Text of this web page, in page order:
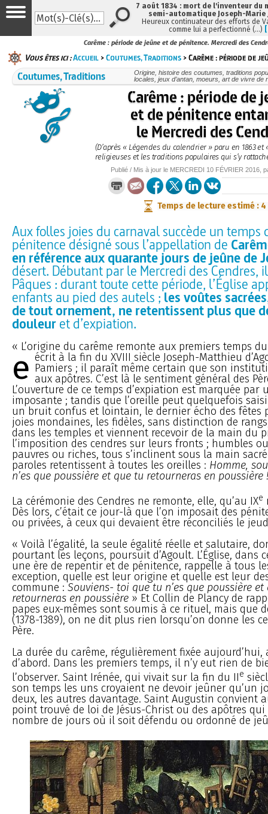
Carême : période de jeûne et de pénitence. Mercredi des
Vous êtes ici :Accueil >Coutumes, Traditions > Carême : période de
Coutumes, Traditions
Origine, histoire des coutumes, traditions
locales, jeux d’antan, moeurs, art de vivre de
Carême : période de
et de pénitence
le Mercredi des
(D’après « Légendes du calendrier » paru en 1863 et
religieuses et les traditions populaires qui s’y
Publié / Mis à jour le MERCREDI 10 FÉVRIER 2016,
Temps de lecture estimé : 4
Aux folles joies du carnaval succède un temps
pénitence désigné sous l’appellation de
en référence aux quarante jours de jeûne de
désert. Débutant par le Mercredi des Cendres,
Pâques : durant toute cette période, l’Église
enfants au pied des autels ;les voûtes
de tout ornement, ne retentissent plus que
douleuret d’expiation.
« L’origine du carême remonte aux premiers temps
écrit à la fin du XVIII
e
siècle Joseph-Matthieu
Pamiers ; il paraît même certain que son
aux apôtres. C’est là le sentiment général des
L’ouverture de ce temps d’expiation est marquée par
imposante ; tandis que l’oreille peut quelquefois
un bruit confus et lointain, le dernier écho des fêtes
joies mondaines, les fidèles, sans distinction de
dans les temples et viennent recevoir de la main du
l’imposition des cendres sur leurs fronts ; humbles
pauvres ou riches, tous s’inclinent sous la main
paroles retentissent à toutes les oreilles : Homme,
n’es que poussière et que tu retourneras en poussière !
La cérémonie des Cendres ne remonte, elle, qu’au IXe
Dès lors, c’était ce jour-là que l’on imposait des
ou privées, à ceux qui devaient être réconciliés le
« Voilà l’égalité, la seule égalité réelle et salutaire,
pourtant les leçons, poursuit d’Agoult. L’Église, dans
une ère de repentir et de pénitence, rappelle à tous
exception, quelle est leur origine et quelle est leur
commune : Souviens- toi que tu n’es que poussière et
retourneras en poussière » Et Collin de Plancy de
papes eux-mêmes sont soumis à ce rituel, mais que
(1378-1389), on ne dit plus rien lorsqu’on donne les
Père.
La durée du carême, régulièrement fixée aujourd’hui,
d’abord. Dans les premiers temps, il n’y eut rien de
l’observer. Saint Irénée, qui vivait sur la fin du IIe
son temps les uns croyaient ne devoir jeûner qu’un
deux, les autres davantage. Saint Augustin convient
point trouvé de loi de Jésus-Christ ou des apôtres
nombre de jours où il soit défendu ou ordonné de
7 août 1834 : mort de l'inventeur du
semi-automatique Joseph-Marie
Heureux continuateur des efforts de
comme lui a perfectionné (…)